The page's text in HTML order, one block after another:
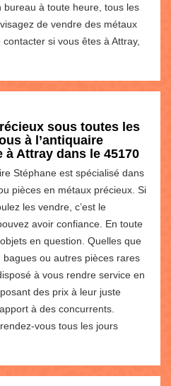
bureau à toute heure, tous les
de vendre des métaux
si vous êtes à Attray,
sous toutes les
à l’antiquaire
Attray dans le 45170
Stéphane est spécialisé dans
pièces en métaux précieux. Si
les vendre, c’est le
avoir confiance. En toute
en question. Quelles que
ou autres pièces rares
à vous rendre service en
des prix à leur juste
à des concurrents.
vous tous les jours